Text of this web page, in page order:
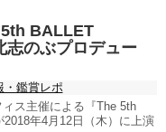
5th BALLET
志のぶプロデュー
・鑑賞レポ
ス主催による『The 5th
年4月12日（木）に上演